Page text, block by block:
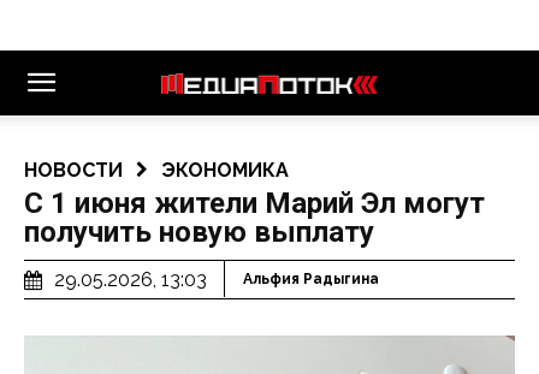
НОВОСТИ ЭКОНОМИКА
С 1 июня жители Марий Эл могут
получить новую выплату
29.05.2026, 13:03 Альфия Радыгина